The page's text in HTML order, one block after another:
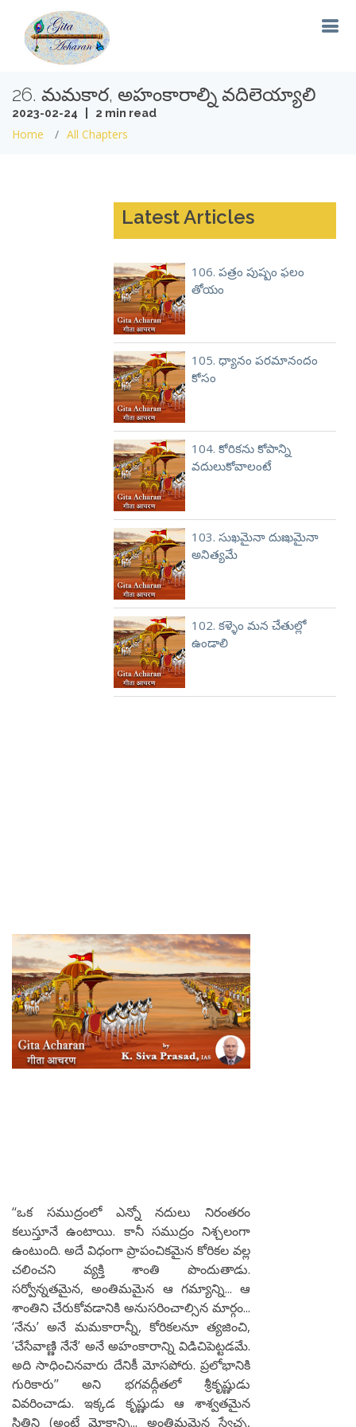
26. మమకార, అహంకారాల్ని వదిలెయ్యాలి
2023-02-24 | 2 min read
Home All Chapters
Latest Articles
106. పత్రం పుష్పం ఫలం
తోయం
105. ధ్యానం పరమానందం
కోసం
104. కోరికను కోపాన్ని
వదులుకోవాలంటే
103. సుఖమైనా దుఃఖమైనా
అనిత్యమే
102. కళ్ళెం మన చేతుల్లో
ఉండాలి
‘‘ఒక సముద్రంలో ఎన్నో నదులు నిరంతరం
కలుస్తూనే ఉంటాయి. కానీ సముద్రం నిశ్చలంగా
ఉంటుంది. అదే విధంగా ప్రాపంచికమైన కోరికల వల్ల
చలించని వ్యక్తి శాంతి పొందుతాడు.
సర్వోన్నతమైన, అంతిమమైన ఆ గమ్యాన్ని... ఆ
శాంతిని చేరుకోవడానికి అనుసరించాల్సిన మార్గం...
‘నేను’ అనే మమకారాన్నీ, కోరికలనూ త్యజించి,
‘చేసేవాణ్ణి నేనే’ అనే అహంకారాన్ని విడిచిపెట్టడమే.
అది సాధించినవారు దేనికీ మోసపోరు. ప్రలోభానికి
గురికారు’’ అని భగవద్గీతలో శ్రీకృష్ణుడు
వివరించాడు. ఇక్కడ కృష్ణుడు ఆ శాశ్వతమైన
స్థితిని (అంటే మోక్షాన్ని... అంతిమమైన స్వేచ్ఛ,